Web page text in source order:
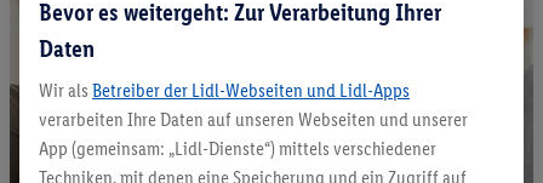
Bevor es weitergeht: Zur Verarbeitung Ihrer
Daten
Wir als Betreiber der Lidl-Webseiten und Lidl-Apps
verarbeiten Ihre Daten auf unseren Webseiten und unserer
App (gemeinsam: „Lidl-Dienste“) mittels verschiedener
Techniken, mit denen eine Speicherung und ein Zugriff auf